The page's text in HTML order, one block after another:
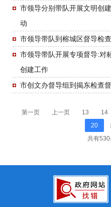
市领导分别带队开展文明创
动
市领导带队到榕城区督导检
市领导带队开展专项督导:对
创建工作
市创文办督导组到揭东检查
第一页 上一页 13 14
20
共有530